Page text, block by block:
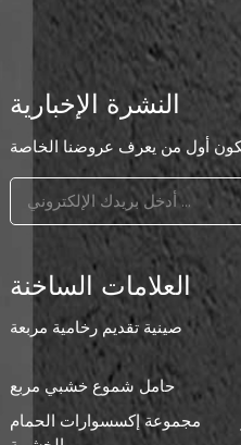
النشرة الإخبارية
العلامات الساخنة
صينية تقديم رخامية مربعة
حامل شموع خشبي مربع
مجموعة إكسسوارات الحمام